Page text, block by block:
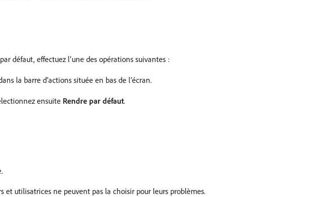
défaut, effectuez l’une des opérations suivantes :
la barre d’actions située en bas de l’écran.
ensuite Rendre par défaut.
utilisatrices ne peuvent pas la choisir pour leurs problèmes.